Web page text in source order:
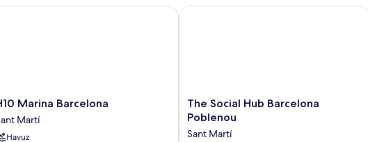
Marina Barcelona
Martí
Havuz
Marina Barcelona
The
Social
Barcelona
The Social Hub Barcelona
Poblenou
Sant Martí
The Social Hub Barcelona Poblenou